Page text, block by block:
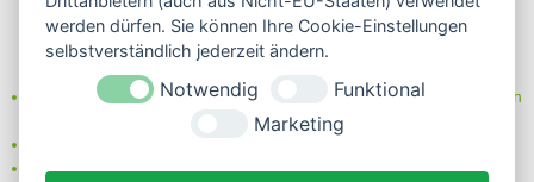
Blog
Facebook
Instagram
Neben einem ausgesuchten Sortiment an Biowein, Biospirituosen
und Biofeinkost bieten wir Ihnen u.a. folgende
nur 5,79 EUR Versand (DE)
werden dürfen. Sie können Ihre Cookie-Einstellungen
selbstverständlich jederzeit ändern.
Notwendig
Funktional
Marketing